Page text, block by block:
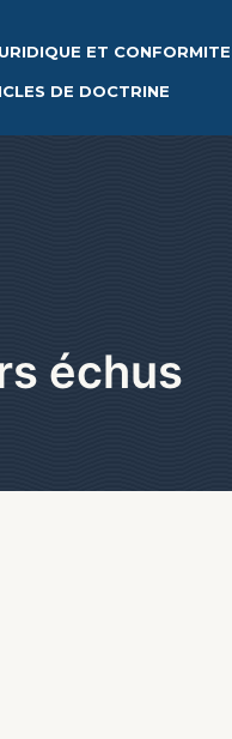
ET CONFORMITE
DE DOCTRINE
échus